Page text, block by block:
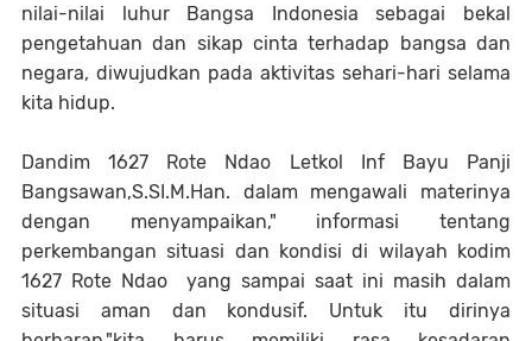
nilai-nilai luhur Bangsa Indonesia sebagai bekal
pengetahuan dan sikap cinta terhadap bangsa dan
negara, diwujudkan pada aktivitas sehari-hari selama
kita hidup.
Dandim 1627 Rote Ndao Letkol Inf Bayu Panji
Bangsawan,S.SI.M.Han. dalam mengawali materinya
dengan menyampaikan," informasi tentang
perkembangan situasi dan kondisi di wilayah kodim
1627 Rote Ndao yang sampai saat ini masih dalam
situasi aman dan kondusif. Untuk itu dirinya